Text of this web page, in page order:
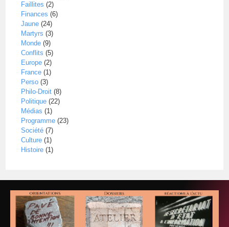
Faillites (2)
Finances (6)
Jaune (24)
Martyrs (3)
Monde (9)
Conflits (5)
Europe (2)
France (1)
Perso (3)
Philo-Droit (8)
Politique (22)
Médias (1)
Programme (23)
Société (7)
Culture (1)
Histoire (1)